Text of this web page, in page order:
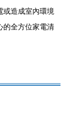
或造成室內環境
的全方位家電清